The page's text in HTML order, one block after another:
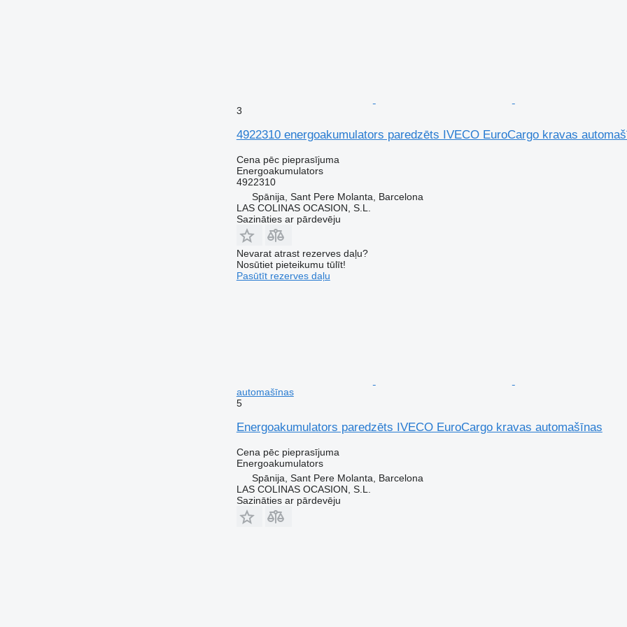
3
4922310 energoakumulators paredzēts IVECO EuroCargo kravas
Cena pēc pieprasījuma
Energoakumulators
4922310
Spānija, Sant Pere Molanta, Barcelona
LAS COLINAS OCASION, S.L.
Sazināties ar pārdevēju
Nevarat atrast rezerves daļu?
Nosūtiet pieteikumu tūlīt!
Pasūtīt rezerves daļu
automašīnas
5
Energoakumulators paredzēts IVECO EuroCargo kravas automašīnas
Cena pēc pieprasījuma
Energoakumulators
Spānija, Sant Pere Molanta, Barcelona
LAS COLINAS OCASION, S.L.
Sazināties ar pārdevēju